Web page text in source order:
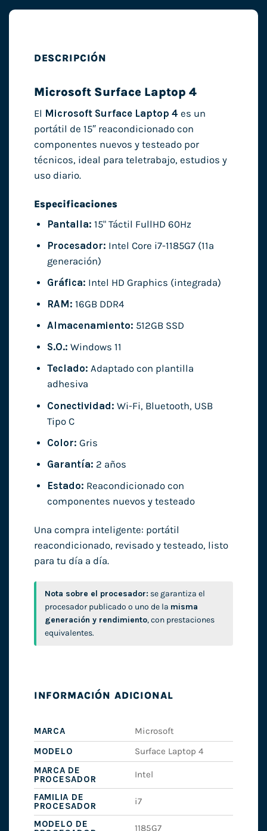
DESCRIPCIÓN
Microsoft Surface Laptop 4
El Microsoft Surface Laptop 4 es un
portátil de 15″ reacondicionado con
componentes nuevos y testeado por
técnicos, ideal para teletrabajo, estudios y
uso diario.
Especificaciones
Pantalla: 15" Táctil FullHD 60Hz
Procesador: Intel Core i7-1185G7 (11ª
generación)
Gráfica: Intel HD Graphics (integrada)
RAM: 16GB DDR4
Almacenamiento: 512GB SSD
S.O.: Windows 11
Teclado: Adaptado con plantilla
adhesiva
Conectividad: Wi-Fi, Bluetooth, USB
Tipo C
Color: Gris
Garantía: 2 años
Estado: Reacondicionado con
componentes nuevos y testeado
Una compra inteligente: portátil
reacondicionado, revisado y testeado, listo
para tu día a día.
Nota sobre el procesador: se garantiza el
procesador publicado o uno de la misma
generación y rendimiento, con prestaciones
equivalentes.
INFORMACIÓN ADICIONAL
MARCA
Microsoft
MODELO
Surface Laptop 4
MARCA DE
PROCESADOR
Intel
FAMILIA DE
PROCESADOR
i7
MODELO DE
1185G7